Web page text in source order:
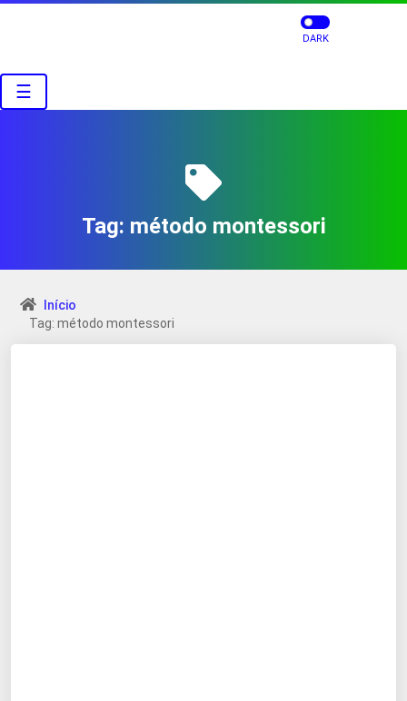
☰
DARK
Tag: método montessori
Início
Tag: método montessori